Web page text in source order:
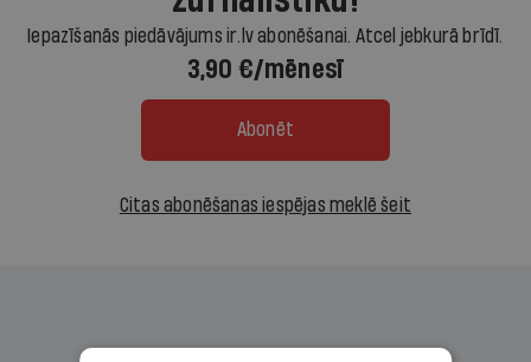
Iepazīšanās piedāvājums ir.lv abonēšanai. Atcel jebkurā brīdī.
3,90 €/mēnesī
Abonēt
Citas abonēšanas iespējas meklē šeit